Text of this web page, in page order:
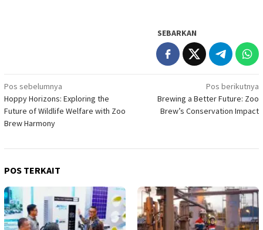
SEBARKAN
Navigasi
pos
Pos sebelumnya
Hoppy Horizons: Exploring the
Future of Wildlife Welfare with Zoo
Brew Harmony
Pos berikutnya
Brewing a Better Future: Zoo
Brew’s Conservation Impact
POS TERKAIT